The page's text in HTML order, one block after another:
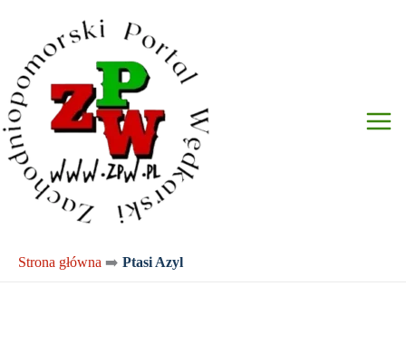
treści
Strona główna ➡️ Ptasi Azyl